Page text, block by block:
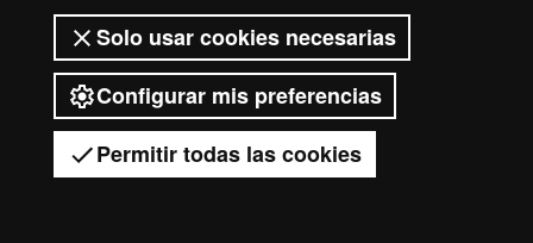
Solo usar cookies necesarias
Configurar mis preferencias
Permitir todas las cookies
Tienes dudas?